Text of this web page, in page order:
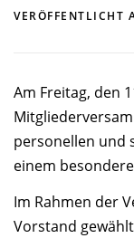
VERÖFFENTLICHT
Am Freitag, den
personellen und
einem
Im Rahmen der
Vorstand